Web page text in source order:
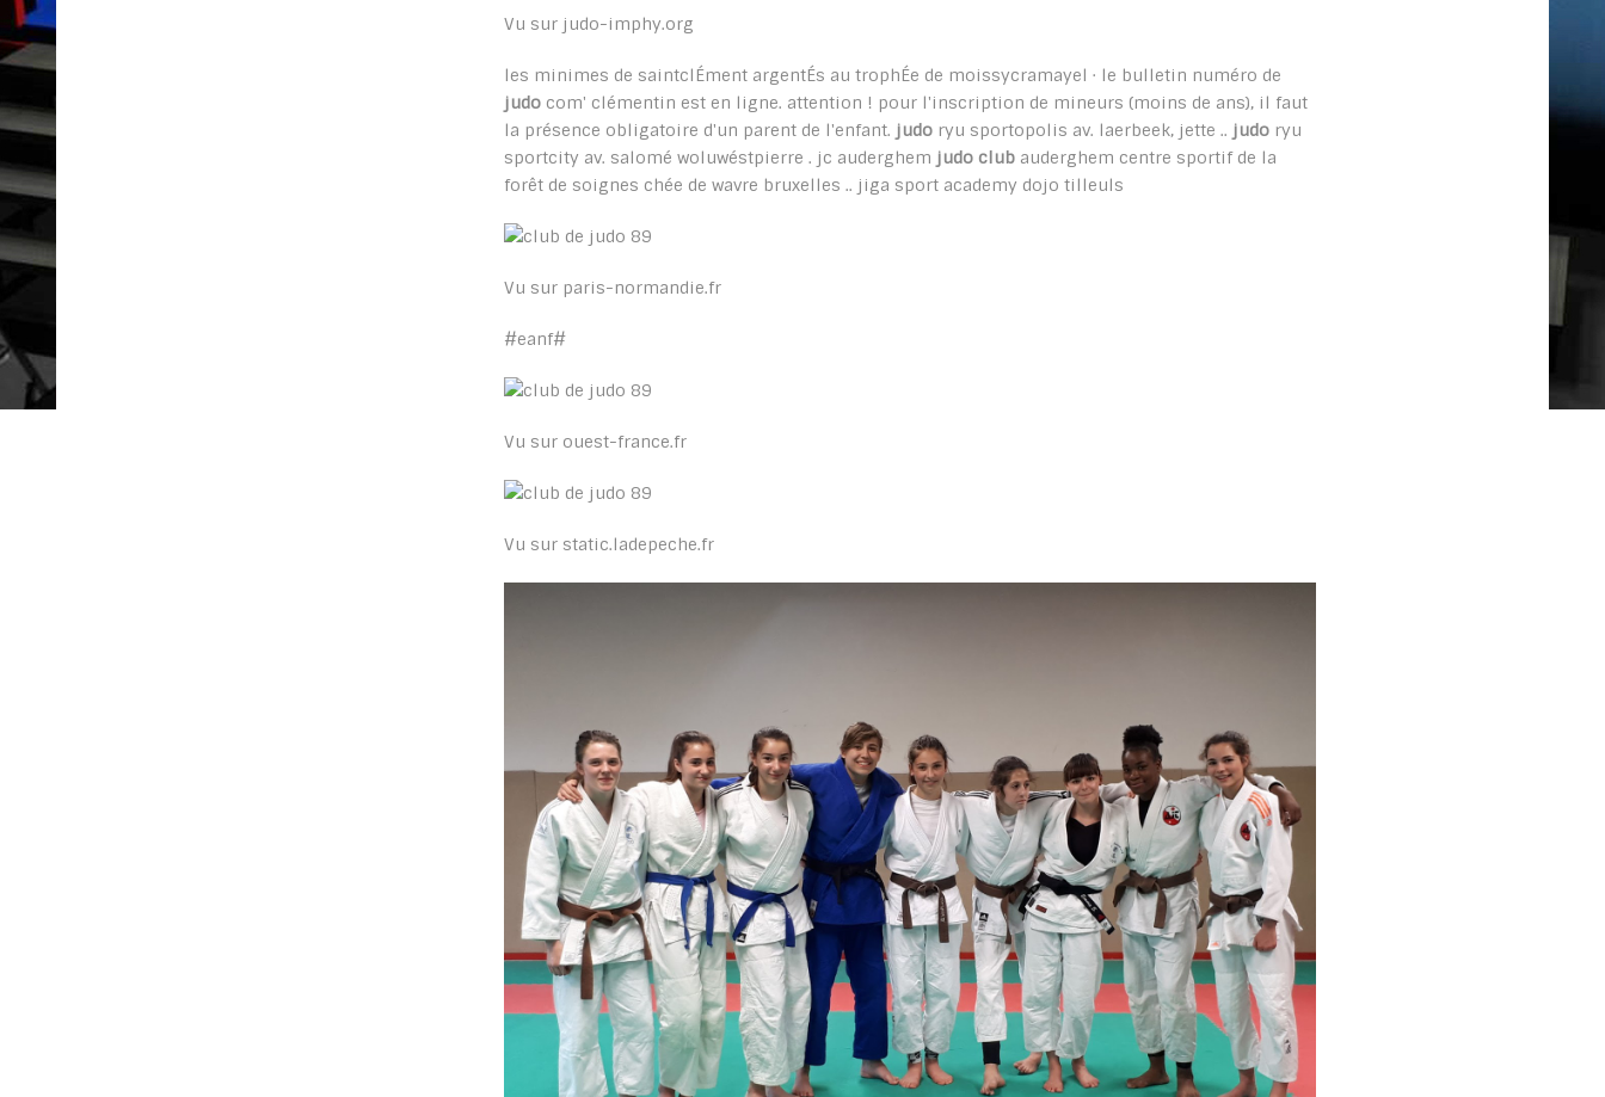
Vu sur judo-imphy.org
les minimes de saintclÉment argentÉs au trophÉe de moissycramayel · le bulletin numéro de
judo com' clémentin est en ligne. attention ! pour l'inscription de mineurs (moins de ans), il faut
la présence obligatoire d'un parent de l'enfant. judo ryu sportopolis av. laerbeek, jette .. judo ryu
sportcity av. salomé woluwéstpierre . jc auderghem judo club auderghem centre sportif de la
forêt de soignes chée de wavre bruxelles .. jiga sport academy dojo tilleuls
Vu sur paris-normandie.fr
#eanf#
Vu sur ouest-france.fr
Vu sur static.ladepeche.fr